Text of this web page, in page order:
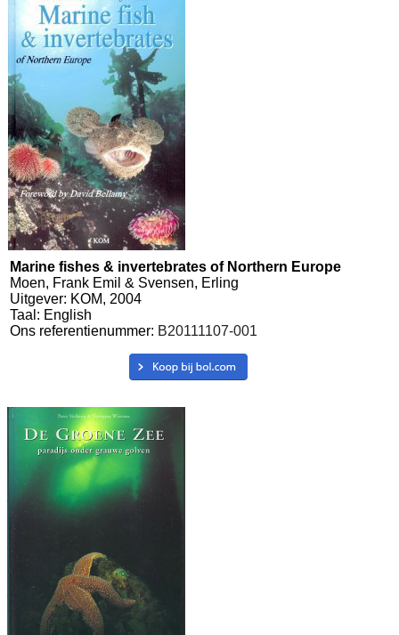
Marine fishes & invertebrates of Northern Europe
Moen, Frank Emil & Svensen, Erling
Uitgever: KOM, 2004
Taal: English
Ons referentienummer: B20111107-001